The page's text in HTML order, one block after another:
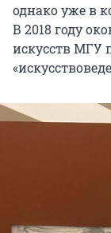
однако уже в
В 2018 году
искусств МГУ